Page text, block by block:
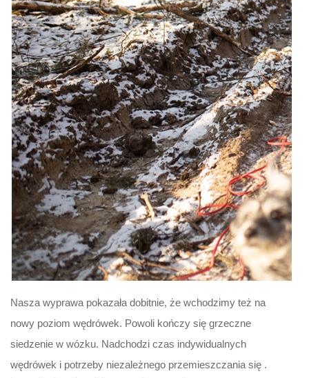
Nasza wyprawa pokazała dobitnie, że wchodzimy też na
nowy poziom wędrówek. Powoli kończy się grzeczne
siedzenie w wózku. Nadchodzi czas indywidualnych
wędrówek i potrzeby niezależnego przemieszczania się .